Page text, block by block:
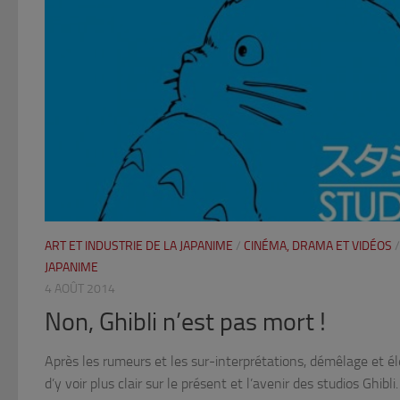
ART ET INDUSTRIE DE LA JAPANIME / CINÉMA, DRAMA ET VIDÉOS /
JAPANIME
4 AOÛT 2014
Non, Ghibli n’est pas mort !
Après les rumeurs et les sur-interprétations, démêlage et
d’y voir plus clair sur le présent et l’avenir des studios